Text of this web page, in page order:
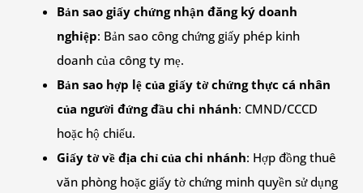
Bản sao giấy chứng nhận đăng ký doanh
nghiệp: Bản sao công chứng giấy phép kinh
doanh của công ty mẹ.
Bản sao hợp lệ của giấy tờ chứng thực cá nhân
của người đứng đầu chi nhánh: CMND/CCCD
hoặc hộ chiếu.
Giấy tờ về địa chỉ của chi nhánh: Hợp đồng thuê
văn phòng hoặc giấy tờ chứng minh quyền sử dụng